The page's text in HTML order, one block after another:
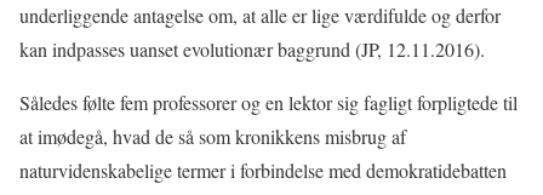
underliggende antagelse om, at alle er lige værdifulde og derfor
kan indpasses uanset evolutionær baggrund (JP, 12.11.2016).
Således følte fem professorer og en lektor sig fagligt forpligtede til
at imødegå, hvad de så som kronikkens misbrug af
naturvidenskabelige termer i forbindelse med demokratidebatten